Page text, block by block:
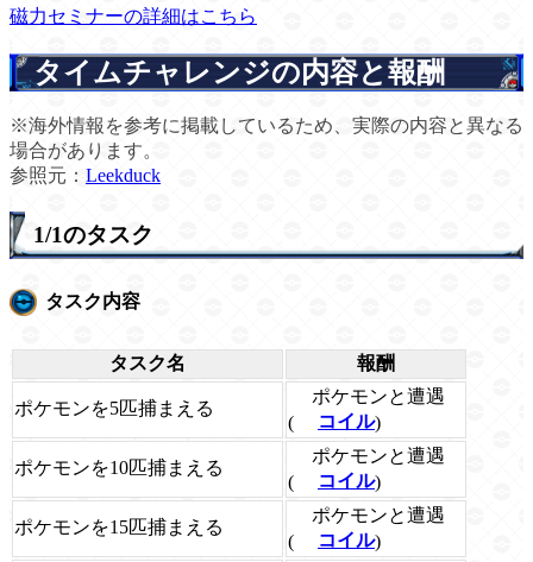
磁力セミナーの詳細はこちら
タイムチャレンジの内容と報酬
※海外情報を参考に掲載しているため、実際の内容と異なる
場合があります。
参照元： Leekduck
1/1のタスク
タスク内容
タスク名 報酬
ポケモンを5匹捕まえる
ポケモンと遭遇
(
コイル)
ポケモンを10匹捕まえる
ポケモンと遭遇
(
コイル)
ポケモンを15匹捕まえる
ポケモンと遭遇
(
コイル)